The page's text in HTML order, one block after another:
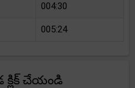
004:30
005:24
క్లిక్ చేయండి